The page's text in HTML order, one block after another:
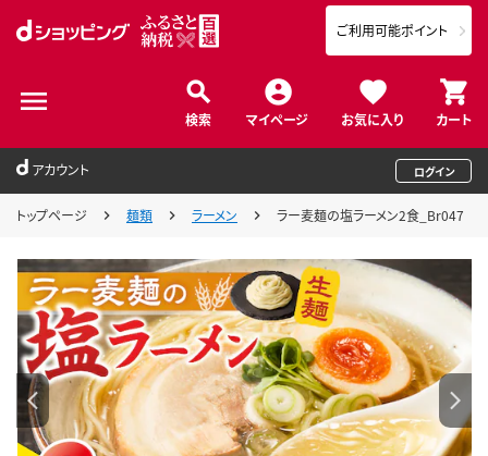
検索 マイページ お気に入り カート
ご利用可能ポイント
アカウント ログイン
トップページ 麺類 ラーメン ラー麦麺の塩ラーメン2食_Br047